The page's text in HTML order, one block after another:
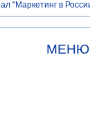
МЕНЮ